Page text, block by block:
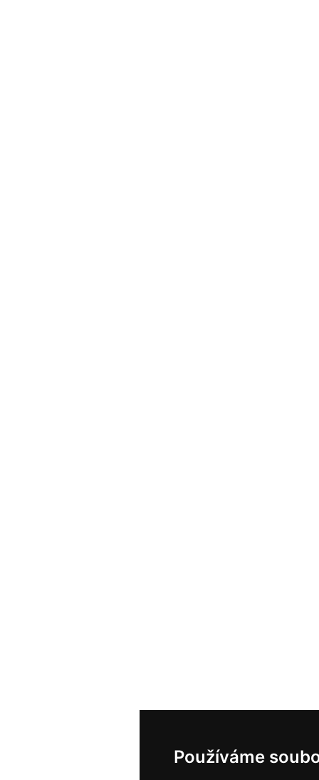
Používáme